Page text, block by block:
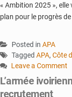
« Ambition 2025 »,
plan pour le progrès de
Posted in APA
Tagged APA, Côte
Leave a Comment
Côte
L’armée
recrutement